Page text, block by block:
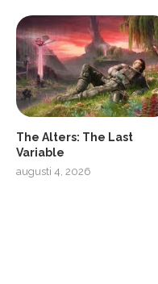
The Alters: The Last
Variable
augusti 4, 2026